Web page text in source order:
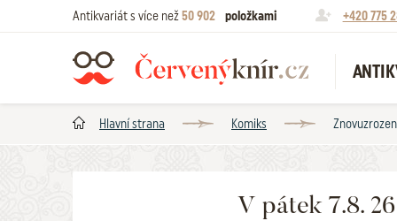
Antikvariát s více než50 902 položkami +420 775
Hlavní strana Komiks
V pátek 7.8.